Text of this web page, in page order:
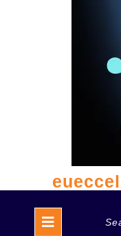
Open
Button